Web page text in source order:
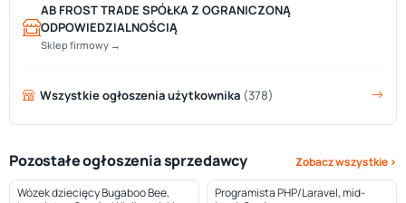
AB FROST TRADE SPÓŁKA Z OGRANICZONĄ
ODPOWIEDZIALNOŚCIĄ
Sklep firmowy →
Wszystkie ogłoszenia użytkownika (378)
Pozostałe ogłoszenia sprzedawcy
Zobacz wszystkie ›
Wózek dziecięcy Bugaboo Bee,
Programista PHP/Laravel, mid-